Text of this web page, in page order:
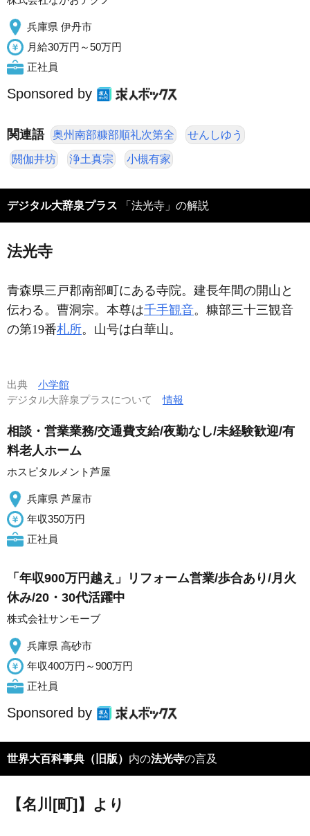
兵庫県 伊丹市
月給30万円～50万円
正社員
Sponsored by
関連語 奥州南部糠部順礼次第全 せんしゆう
閼伽井坊 浄土真宗 小槻有家
デジタル大辞泉プラス 「法光寺」の解説
法光寺
青森県三戸郡南部町にある寺院。建長年間の開山と
伝わる。曹洞宗。本尊は千手観音。糠部三十三観音
の第19番札所。山号は白華山。
出典 小学館
デジタル大辞泉プラスについて情報
相談・営業業務/交通費支給/夜勤なし/未経験歓迎/有
料老人ホーム
ホスピタルメント芦屋
兵庫県 芦屋市
年収350万円
正社員
「年収900万円越え」リフォーム営業/歩合あり/月火
休み/20・30代活躍中
株式会社サンモーブ
兵庫県 高砂市
年収400万円～900万円
正社員
Sponsored by
世界大百科事典（旧版） 内の法光寺の言及
【名川[町]】より